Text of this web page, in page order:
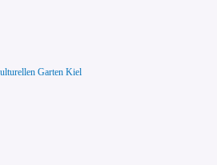
Garten Kiel